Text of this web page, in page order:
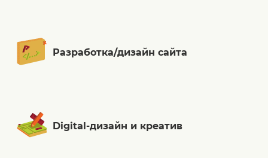
Разработка/дизайн сайта
Digital-дизайн и креатив